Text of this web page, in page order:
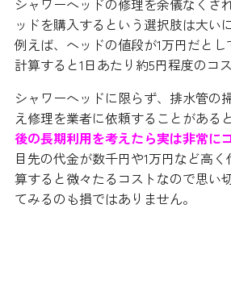
ッドを購入するという選択肢は大い
例えば、ヘッドの値段が1万円だと
計算すると1日あたり約5円程度のコ
シャワーヘッドに限らず、排水管の
え修理を業者に依頼することがある
後の長期利用を考えたら実は非常に
目先の代金が数千円や1万円など高
算すると微々たるコストなので思い
てみるのも損ではありません。